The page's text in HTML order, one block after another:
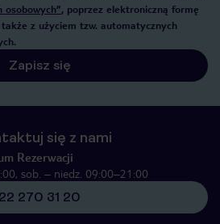
osobowych”, poprzez elektroniczną formę
z użyciem tzw. automatycznych
Zapisz się
się z nami
Rezerwacji
sob. – niedz. 09:00–21:00
22 270 31 20